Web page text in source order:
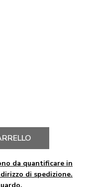
da quantificare in
di spedizione.